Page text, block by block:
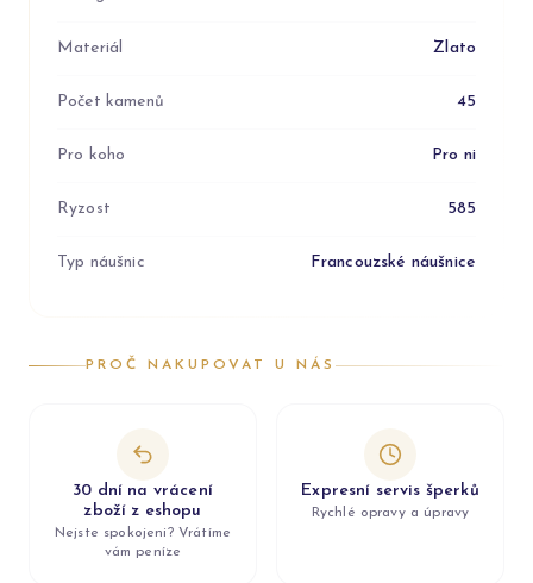
Materiál Zlato
Počet kamenů 45
Pro koho Pro ni
Ryzost 585
Typ náušnic Francouzské náušnice
PROČ NAKUPOVAT U NÁS
30 dní na vrácení
zboží z eshopu
Nejste spokojeni? Vrátíme
vám peníze
Expresní servis šperků
Rychlé opravy a úpravy